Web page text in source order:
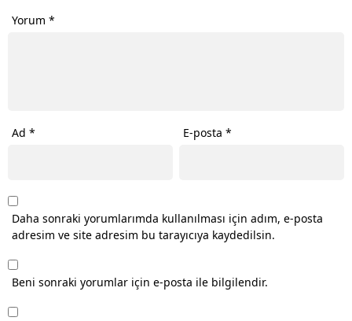
Yorum *
Ad * E-posta*
Daha sonraki yorumlarımda kullanılması için adım, e-posta
adresim ve site adresim bu tarayıcıya kaydedilsin.
Beni sonraki yorumlar için e-posta ile bilgilendir.